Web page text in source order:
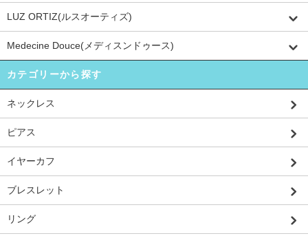
LUZ ORTIZ(ルスオーティズ)
Medecine Douce(メディスンドゥース)
カテゴリーから探す
ネックレス
ピアス
イヤーカフ
ブレスレット
リング